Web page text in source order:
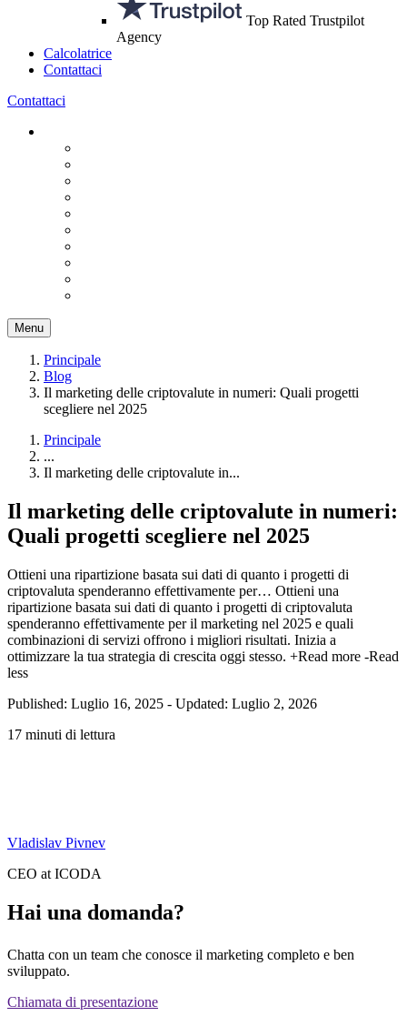
Top Rated Trustpilot
Agency
Calcolatrice
Contattaci
Contattaci
Menu
Principale
Blog
Il marketing delle criptovalute in numeri: Quali progetti
scegliere nel 2025
Principale
...
Il marketing delle criptovalute in...
Il marketing delle criptovalute in numeri:
Quali progetti scegliere nel 2025
Ottieni una ripartizione basata sui dati di quanto i progetti di
criptovaluta spenderanno effettivamente per… Ottieni una
ripartizione basata sui dati di quanto i progetti di criptovaluta
spenderanno effettivamente per il marketing nel 2025 e quali
combinazioni di servizi offrono i migliori risultati. Inizia a
ottimizzare la tua strategia di crescita oggi stesso. +Read more -Read
less
Published: Luglio 16, 2025 - Updated: Luglio 2, 2026
17 minuti di lettura
Vladislav Pivnev
CEO at ICODA
Hai una domanda?
Chatta con un team che conosce il marketing completo e ben
sviluppato.
Chiamata di presentazione